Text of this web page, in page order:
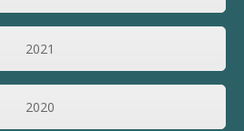
2021
2020